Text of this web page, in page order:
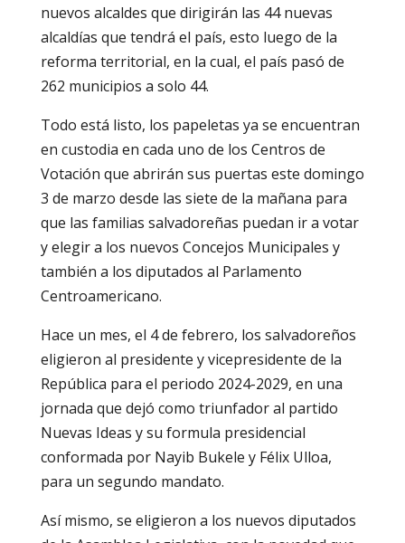
nuevos alcaldes que dirigirán las 44 nuevas
alcaldías que tendrá el país, esto luego de la
reforma territorial, en la cual, el país pasó de
262 municipios a solo 44.
Todo está listo, los papeletas ya se encuentran
en custodia en cada uno de los Centros de
Votación que abrirán sus puertas este domingo
3 de marzo desde las siete de la mañana para
que las familias salvadoreñas puedan ir a votar
y elegir a los nuevos Concejos Municipales y
también a los diputados al Parlamento
Centroamericano.
Hace un mes, el 4 de febrero, los salvadoreños
eligieron al presidente y vicepresidente de la
República para el periodo 2024-2029, en una
jornada que dejó como triunfador al partido
Nuevas Ideas y su formula presidencial
conformada por Nayib Bukele y Félix Ulloa,
para un segundo mandato.
Así mismo, se eligieron a los nuevos diputados